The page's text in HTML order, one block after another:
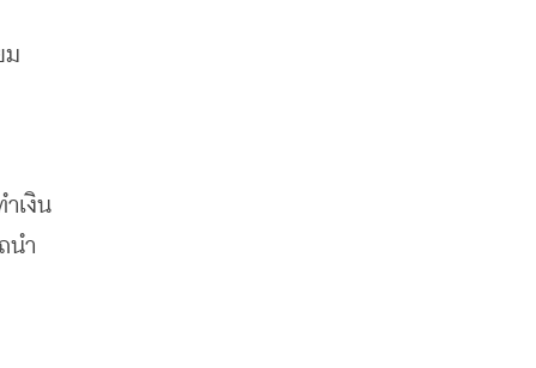
ม
เงิน
นำ